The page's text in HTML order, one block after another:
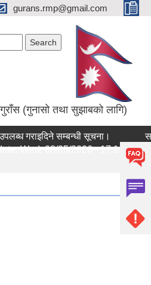
gurans.rmp@gmail.com
(गुनासो तथा सुझाबको लागि)
गराइदिने सम्बन्धी सूचना।
Wed, 08/05/2026 - 17:14
Post